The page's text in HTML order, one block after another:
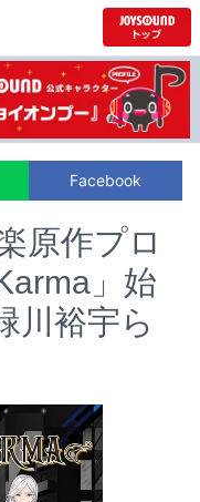
Facebook
原作プロ
」始
川裕宇ら